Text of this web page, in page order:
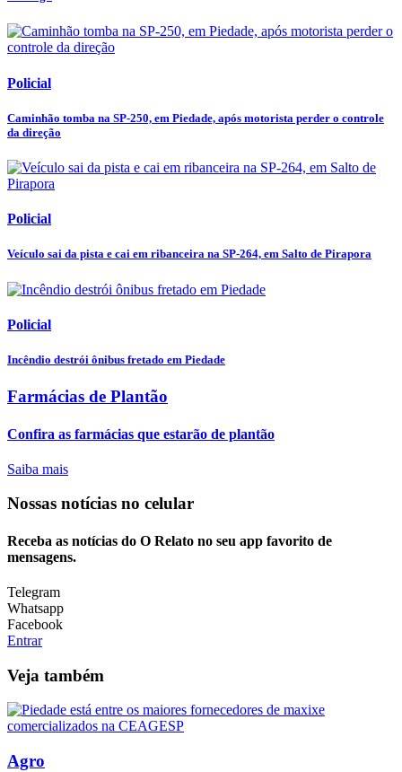
Policial
Caminhão tomba na SP-250, em Piedade, após motorista perder o controle
da direção
Policial
Veículo sai da pista e cai em ribanceira na SP-264, em Salto de Pirapora
Policial
Incêndio destrói ônibus fretado em Piedade
Farmácias de Plantão
Confira as farmácias que estarão de plantão
Saiba mais
Nossas notícias no celular
Receba as notícias do O Relato no seu app favorito de
mensagens.
Telegram
Whatsapp
Facebook
Entrar
Veja também
Agro